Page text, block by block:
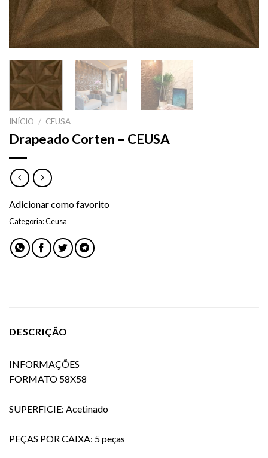
INÍCIO / CEUSA
Drapeado Corten – CEUSA
Adicionar como favorito
Categoria:Ceusa
DESCRIÇÃO
INFORMAÇÕES
FORMATO 58X58
SUPERFICIE: Acetinado
PEÇAS POR CAIXA: 5 peças